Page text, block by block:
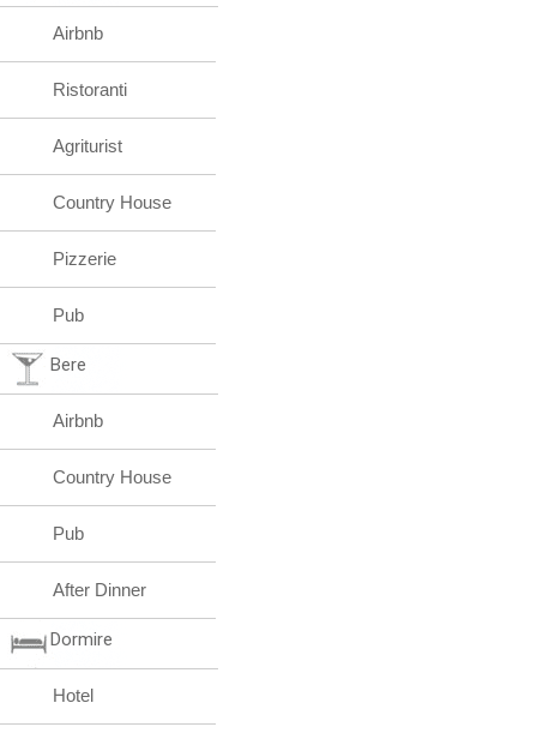
Airbnb
Ristoranti
Agriturist
Country House
Pizzerie
Pub
Bere
Airbnb
Country House
Pub
After Dinner
Dormire
Hotel